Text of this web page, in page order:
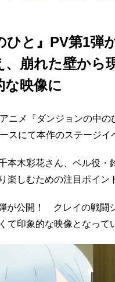
ひと』PV第1
、崩れた壁から
な映像に
ニメ『ダンジョンの中の
スにて本作のステージイ
本木彩花さん、ベル役・
楽しむための注目ポイン
が公開！ クレイの戦闘
て印象的な映像となって